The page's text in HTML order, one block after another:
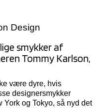
Design
smykker af
Tommy Karlson,
være dyre, hvis
designersmykker
og Tokyo, så nyd det